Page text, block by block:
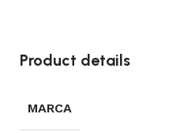
Product details
MARCA